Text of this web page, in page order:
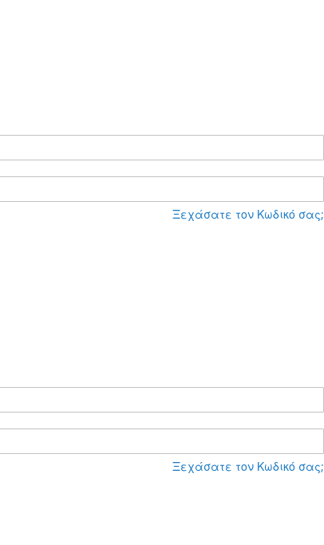
Ξεχάσατε τον Κωδικό σας;
Ξεχάσατε τον Κωδικό σας;